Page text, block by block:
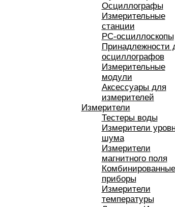
Осциллографы
Измерительные
станции
РС-осциллоскопы
Принадлежности
осциллографов
Измерительные
модули
Аксессуары для
измерителей
Измерители
Тестеры воды
Измерители
шума
Измерители
магнитного поля
Комбинированные
приборы
Измерители
температуры